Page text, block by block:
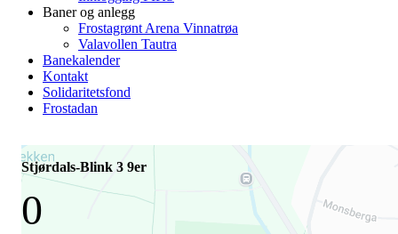
Baner og anlegg
Frostagrønt Arena Vinnatrøa
Valavollen Tautra
Banekalender
Kontakt
Solidaritetsfond
Frostadan
Stjørdals-Blink 3 9er
0